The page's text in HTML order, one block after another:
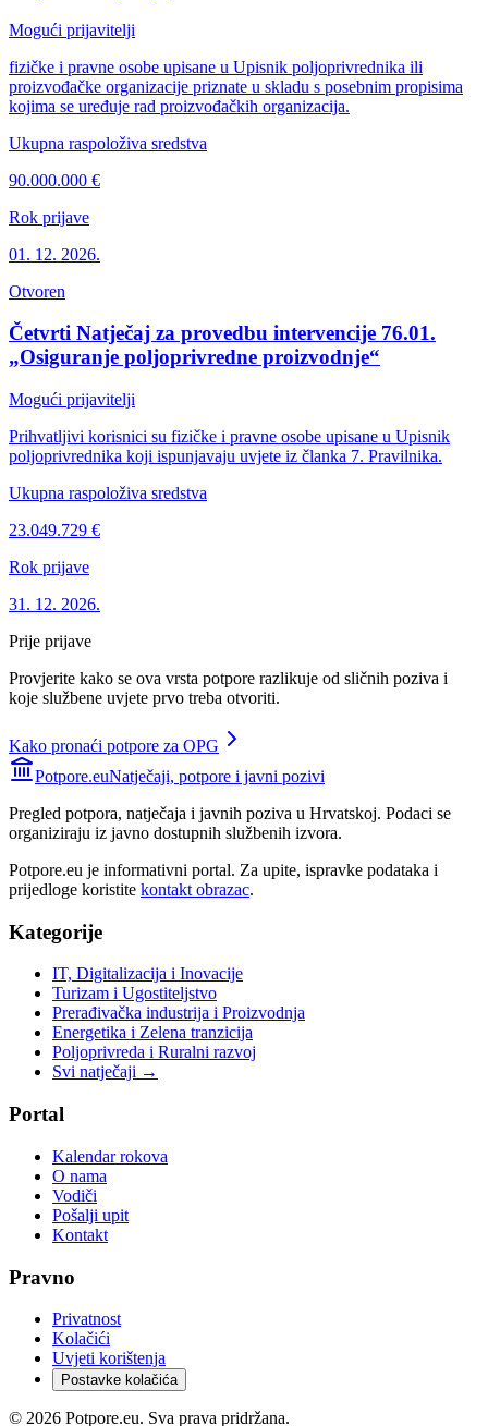
Mogući prijavitelji
fizičke i pravne osobe upisane u Upisnik poljoprivrednika ili
proizvođačke organizacije priznate u skladu s posebnim propisima
kojima se uređuje rad proizvođačkih organizacija.
Ukupna raspoloživa sredstva
90.000.000 €
Rok prijave
01. 12. 2026.
Otvoren
Četvrti Natječaj za provedbu intervencije 76.01.
„Osiguranje poljoprivredne proizvodnje“
Mogući prijavitelji
Prihvatljivi korisnici su fizičke i pravne osobe upisane u Upisnik
poljoprivrednika koji ispunjavaju uvjete iz članka 7. Pravilnika.
Ukupna raspoloživa sredstva
23.049.729 €
Rok prijave
31. 12. 2026.
Prije prijave
Provjerite kako se ova vrsta potpore razlikuje od sličnih poziva i
koje službene uvjete prvo treba otvoriti.
Kako pronaći potpore za OPG
Potpore.euNatječaji, potpore i javni pozivi
Pregled potpora, natječaja i javnih poziva u Hrvatskoj. Podaci se
organiziraju iz javno dostupnih službenih izvora.
Potpore.eu je informativni portal. Za upite, ispravke podataka i
prijedloge koristite kontakt obrazac.
Kategorije
IT, Digitalizacija i Inovacije
Turizam i Ugostiteljstvo
Prerađivačka industrija i Proizvodnja
Energetika i Zelena tranzicija
Poljoprivreda i Ruralni razvoj
Svi natječaji →
Portal
Kalendar rokova
O nama
Vodiči
Pošalji upit
Kontakt
Pravno
Privatnost
Kolačići
Uvjeti korištenja
Postavke kolačića
© 2026 Potpore.eu. Sva prava pridržana.